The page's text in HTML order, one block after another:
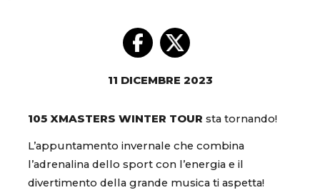
11 DICEMBRE 2023
105 XMASTERS WINTER TOUR sta tornando!
L’appuntamento invernale che combina
l’adrenalina dello sport con l’energia e il
divertimento della grande musica ti aspetta!